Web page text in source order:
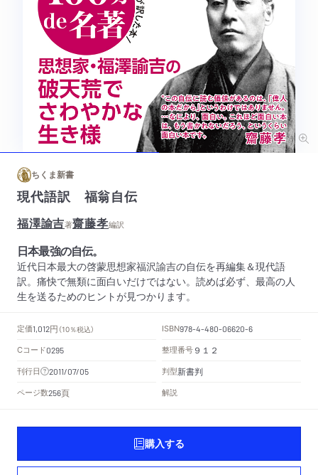
ちくま新書
現代語訳 福翁自伝
福澤諭吉著齋藤孝編訳
日本最強の自伝。
近代日本最大の啓蒙思想家福沢諭吉の自伝を再編集＆現代語
訳。痛快で無類に面白いだけではない。読めば必ず、最高の人
生を送るためのヒントが見つかります。
定価1,012円 （10％税込） ISBN978-4-480-06620-6
Cコード0295 整理番号 ９１２
刊行日 2011/07/05 判型新書判
ページ数256頁 解説
購入する